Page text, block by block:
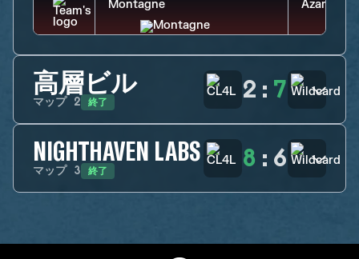
高層ビル
マップ 2 終了 2 : 7
NIGHTHAVEN LABS
マップ 3 終了 8 : 6